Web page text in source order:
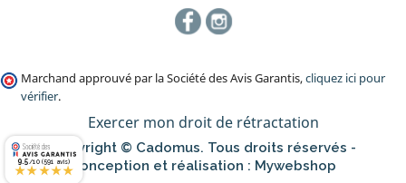
FacebookInstagram
Marchand approuvé par la Société des Avis Garantis,cliquez ici pour
vérifier.
Exercer mon droit de rétractation
Copyright © Cadomus. Tous droits réservés -
Conception et réalisation : Mywebshop
9.5/10 (591 avis)
★★★★★